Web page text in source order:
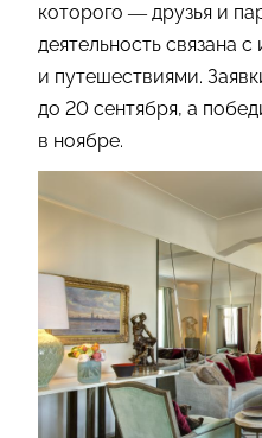
которого — друзья и
деятельность связана
и путешествиями.
до 20 сентября, а
в ноябре.